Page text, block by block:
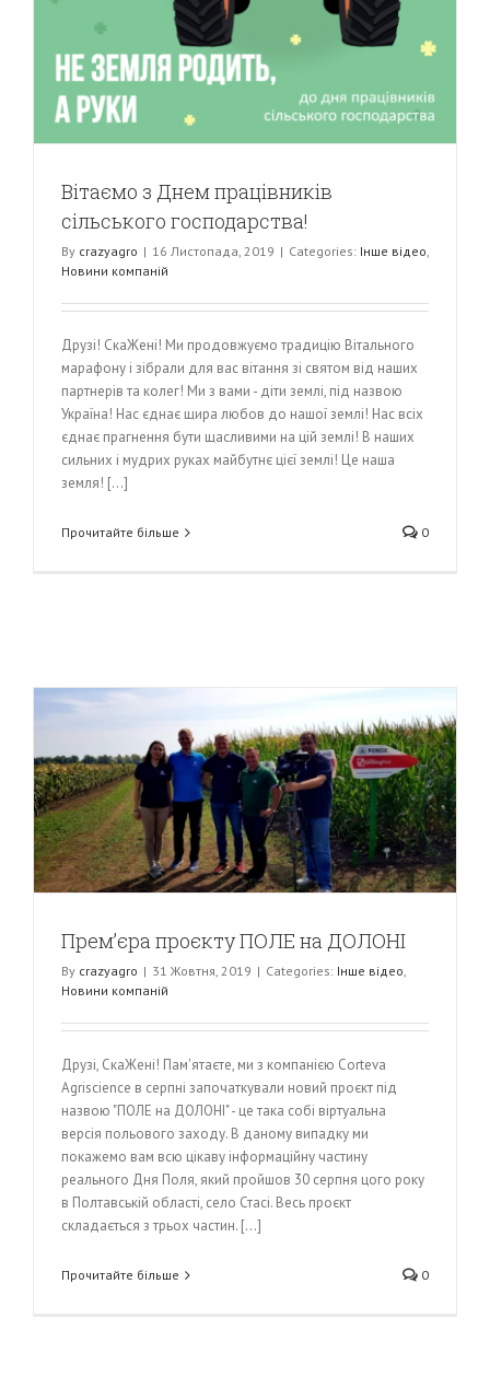
Вітаємо з Днем працівників
сільського господарства!
By crazyagro | 16 Листопада, 2019 | Categories: Інше відео
Новини компаній
Друзі! СкаЖені! Ми продовжуємо традицію Вітального
марафону і зібрали для вас вітання зі святом від наших
партнерів та колег! Ми з вами - діти землі, під назвою
Україна! Нас єднає щира любов до нашої землі! Нас всіх
єднає прагнення бути щасливими на цій землі! В наших
сильних і мудрих руках майбутнє цієї землі! Це наша
земля! [...]
Прочитайте більше 0
Прем’єра проєкту ПОЛЕ на ДОЛОНІ
By crazyagro | 31 Жовтня, 2019 | Categories: Інше відео
Новини компаній
Друзі, СкаЖені! Пам'ятаєте, ми з компанією Corteva
Agriscience в серпні започаткували новий проєкт під
назвою "ПОЛЕ на ДОЛОНІ" - це така собі віртуальна
версія польового заходу. В даному випадку ми
покажемо вам всю цікаву інформаційну частину
реального Дня Поля, який пройшов 30 серпня цого року
в Полтавській області, село Стасі. Весь проєкт
складається з трьох частин. [...]
Прочитайте більше 0